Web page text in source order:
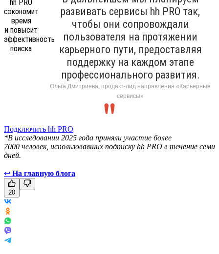
развивать сервисы hh PRO так,
чтобы они сопровождали
пользователя на протяжении
карьерного пути, предоставляя
поддержку на каждом этапе
профессионального развития.
Ольга Дмитриева, продакт-лид направления «Карьерные
сервисы»
Подключить hh PRO
*В исследовании 2025 года приняли участие более
7000 человек, использовавших подписку hh PRO в течение семи
дней.
↩ На главную блога
20